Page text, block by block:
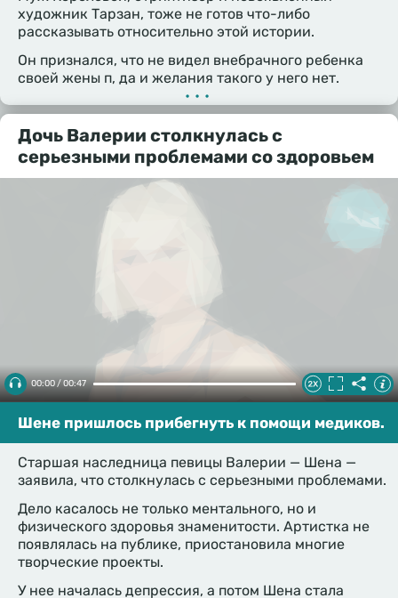
художник Тарзан, тоже не готов что-либо
рассказывать относительно этой истории.
Он признался, что не видел внебрачного ребенка
своей жены п, да и желания такого у него нет.
•••
Дочь Валерии столкнулась с
серьезными проблемами со здоровьем
00:00 / 00:47
Шене пришлось прибегнуть к помощи медиков.
Старшая наследница певицы Валерии — Шена —
заявила, что столкнулась с серьезными проблемами.
Дело касалось не только ментального, но и
физического здоровья знаменитости. Артистка не
появлялась на публике, приостановила многие
творческие проекты.
У нее началась депрессия, а потом Шена стала